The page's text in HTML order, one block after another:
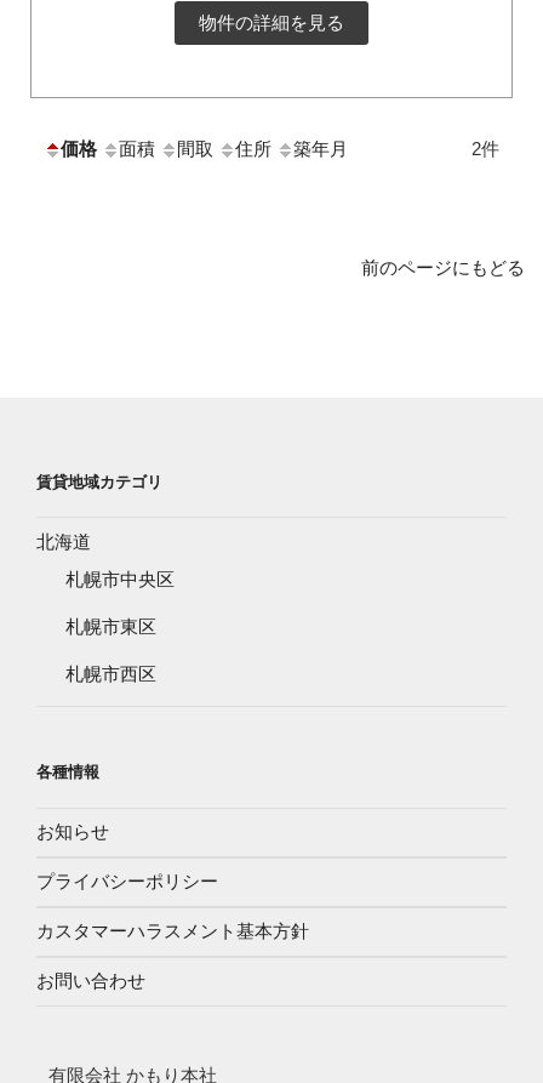
物件の詳細を見る
価格 面積 間取 住所 築年月 2件
前のページにもどる
賃貸地域カテゴリ
北海道
札幌市中央区
札幌市東区
札幌市西区
各種情報
お知らせ
プライバシーポリシー
カスタマーハラスメント基本方針
お問い合わせ
有限会社 かもり本社